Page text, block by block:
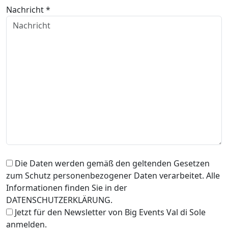
Nachricht *
Die Daten werden gemäß den geltenden Gesetzen
zum Schutz personenbezogener Daten verarbeitet. Alle
Informationen finden Sie in der
DATENSCHUTZERKLÄRUNG.
Jetzt für den Newsletter von Big Events Val di Sole
anmelden.